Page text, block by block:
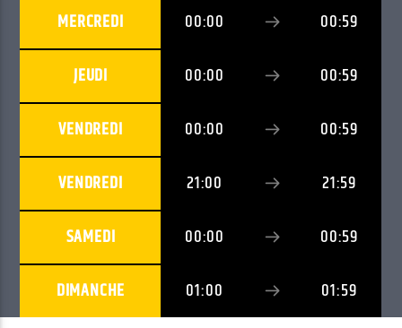
CLOUDY EYES (DANCE TONIGHT)
EMISSION EN COURS
PROGRAMME DE NUIT
03:00
UPCOMING SHOW
GOOD MORNING WORLD
MERCREDI 00:00 00:59
JEUDI 00:00 00:59
VENDREDI 00:00 00:59
VENDREDI 21:00 21:59
SAMEDI 00:00 00:59
DIMANCHE 01:00 01:59